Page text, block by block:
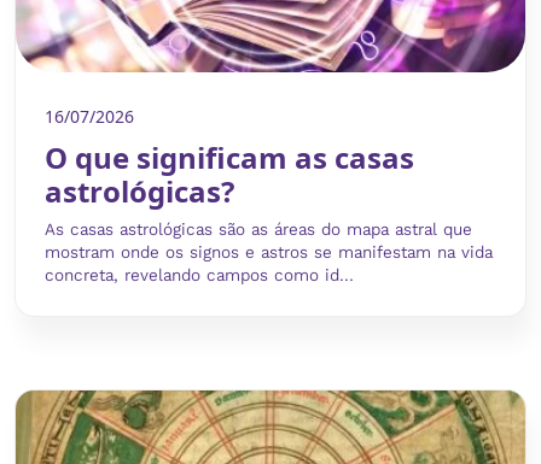
16/07/2026
O que significam as casas
astrológicas?
As casas astrológicas são as áreas do mapa astral que
mostram onde os signos e astros se manifestam na vida
concreta, revelando campos como id...